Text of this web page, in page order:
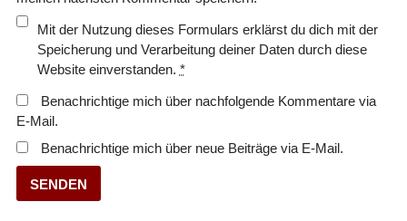
Mit der Nutzung dieses Formulars erklärst du dich mit der
Speicherung und Verarbeitung deiner Daten durch diese
Website einverstanden. *
Benachrichtige mich über nachfolgende Kommentare via
E-Mail.
Benachrichtige mich über neue Beiträge via E-Mail.